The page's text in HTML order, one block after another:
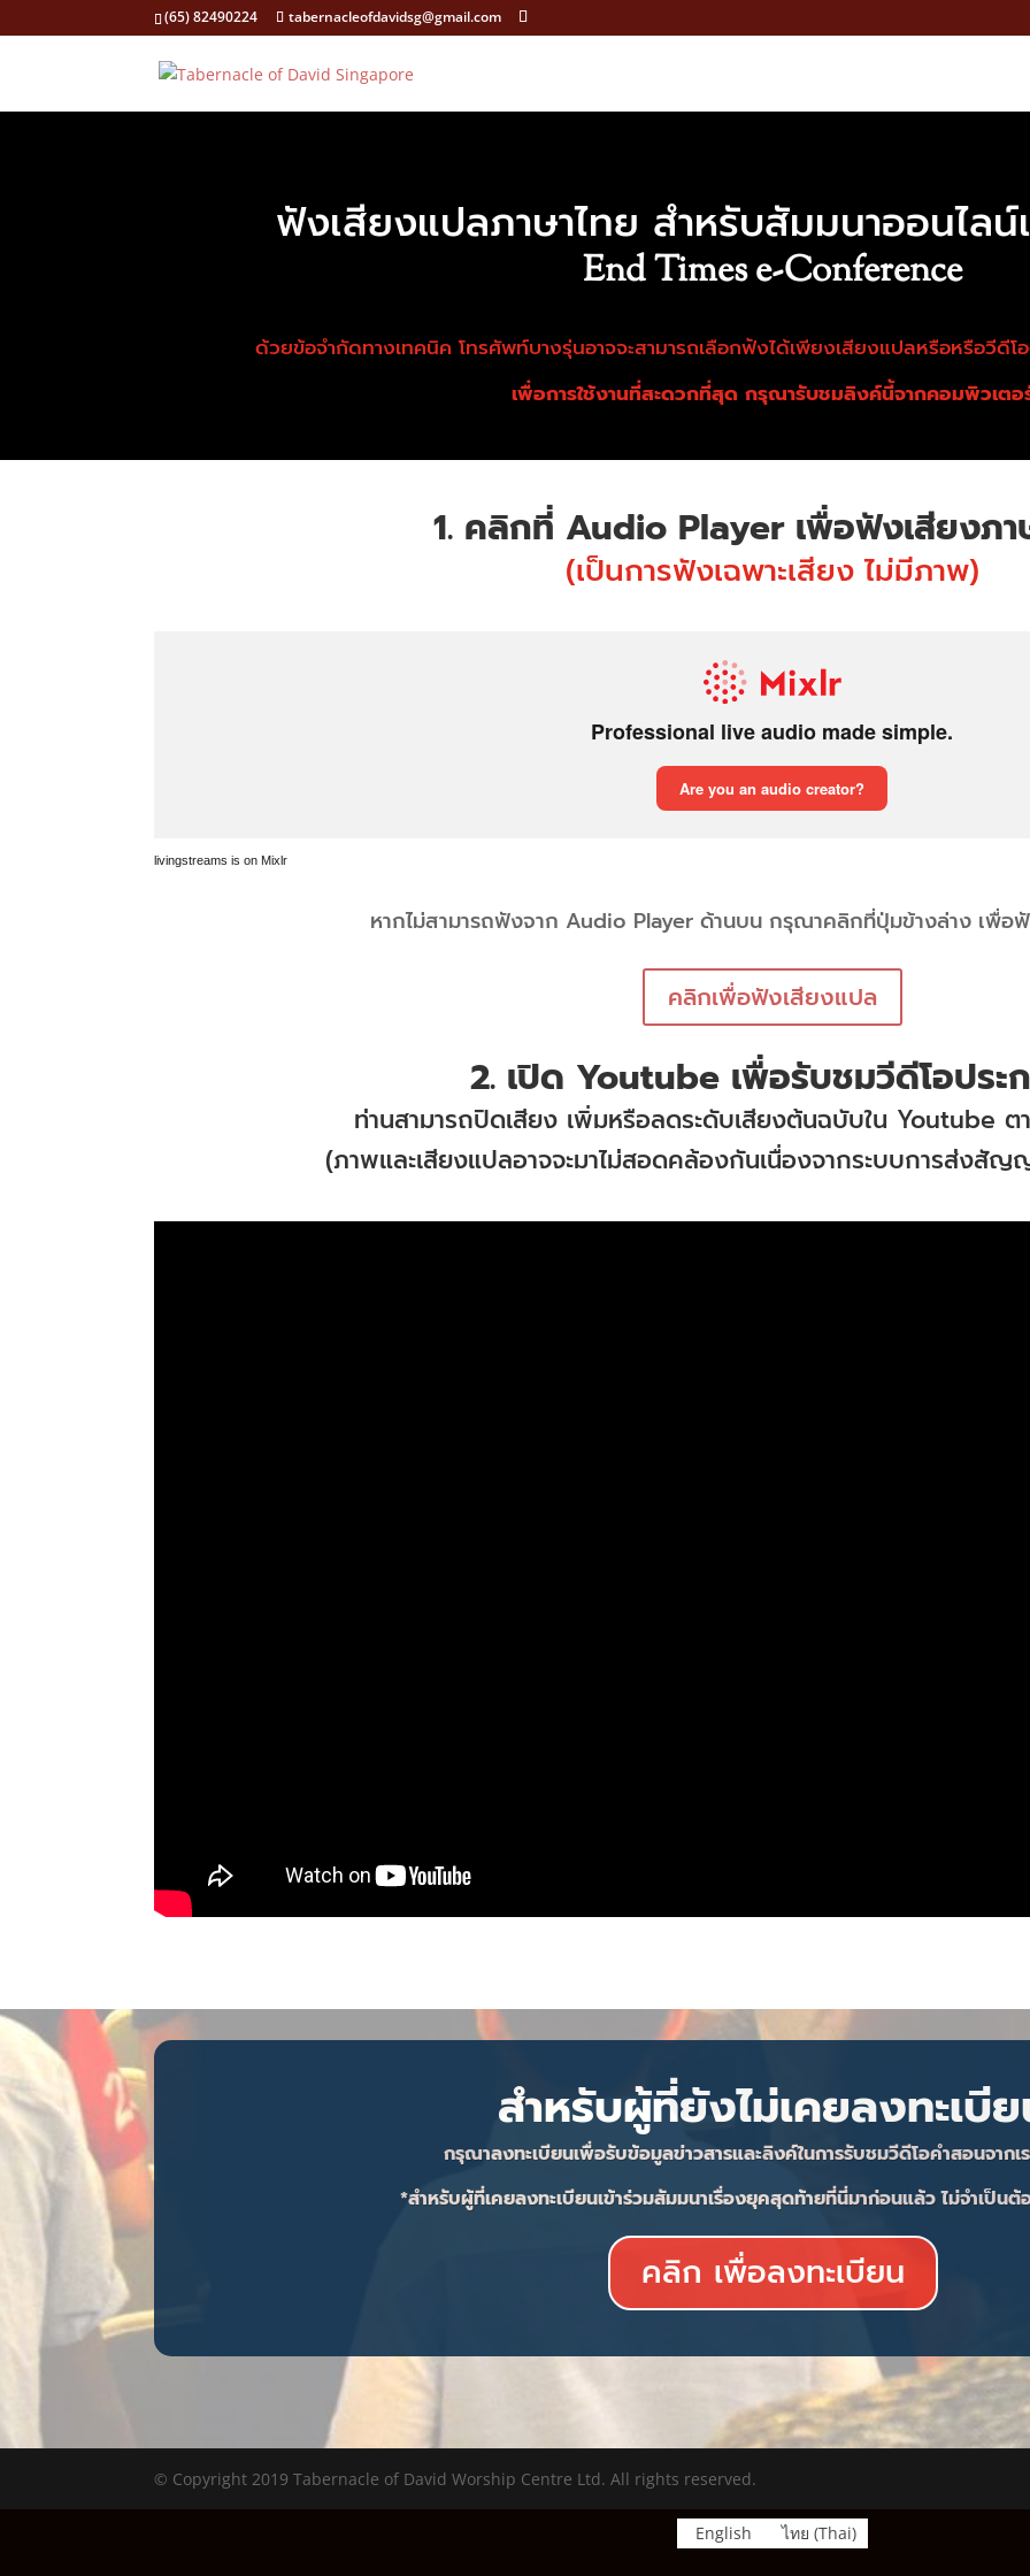
(65) 82490224 tabernacleofdavidsg@gmail.com
ฟังเสียงแปลภาษาไทย สำหรับสัมมนาออนไล
End Times e-Conference
ด้วยข้อจำกัดทางเทคนิค โทรศัพท์บางรุ่นอาจจะสามารถเลือกฟังได้เพียงเสียงแปลหรือหรือวีดี
เพื่อการใช้งานที่สะดวกที่สุด กรุณารับชมลิงค์นี้จากคอมพิวเตอ
1. คลิกที่ Audio Player เพื่อฟังเสียงภา
(เป็นการฟังเฉพาะเสียง ไม่มีภาพ)
livingstreams is on Mixlr
หากไม่สามารถฟังจาก Audio Player ด้านบน กรุณาคลิกที่ปุ่มข้างล่าง เพื่อ
คลิกเพื่อฟังเสียงแปล
2. เปิด Youtube เพื่อรับชมวีดีโอประ
ท่านสามารถปิดเสียง เพิ่มหรือลดระดับเสียงต้นฉบับใน Youtube
(ภาพและเสียงแปลอาจจะมาไม่สอดคล้องกันเนื่องจากระบบการส่งสัญ
สำหรับผู้ที่ยังไม่เคยลงทะเบี
กรุณาลงทะเบียนเพื่อรับข้อมูลข่าวสารและลิงค์ในการรับชมวีดีโอคำสอนจากเ
*สำหรับผู้ที่เคยลงทะเบียนเข้าร่วมสัมมนาเรื่องยุคสุดท้ายที่นี่มาก่อนแล้ว ไม่จำเป็นต้
คลิก เพื่อลงทะเบียน
© Copyright 2019 Tabernacle of David Worship Centre Ltd. All rights reserved.
English ไทย (Thai)